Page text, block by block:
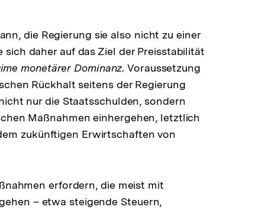
die Regierung sie also nicht zu einer
daher auf das Ziel der Preisstabilität
monetärer Dominanz. Voraussetzung
Rückhalt seitens der Regierung
nur die Staatsschulden, sondern
Maßnahmen einhergehen, letztlich
zukünftigen Erwirtschaften von
erfordern, die meist mit
– etwa steigende Steuern,